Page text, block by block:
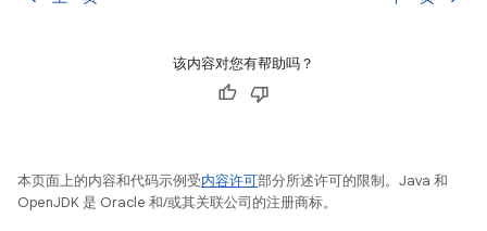
该内容对您有帮助吗？
本页面上的内容和代码示例受内容许可部分所述许可的限制。Java 和
OpenJDK 是 Oracle 和/或其关联公司的注册商标。